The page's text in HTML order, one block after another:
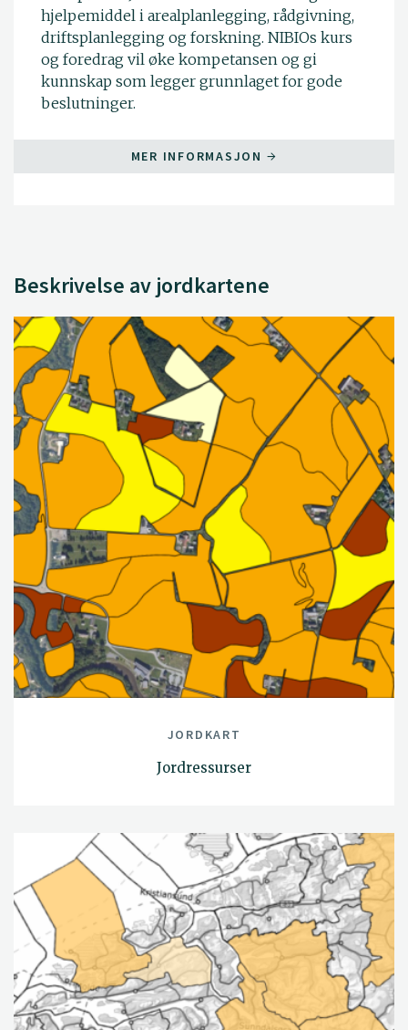
hjelpemiddel i arealplanlegging, rådgivning,
driftsplanlegging og forskning. NIBIOs kurs
og foredrag vil øke kompetansen og gi
kunnskap som legger grunnlaget for gode
beslutninger.
MER INFORMASJON
Beskrivelse av jordkartene
JORDKART
Jordressurser